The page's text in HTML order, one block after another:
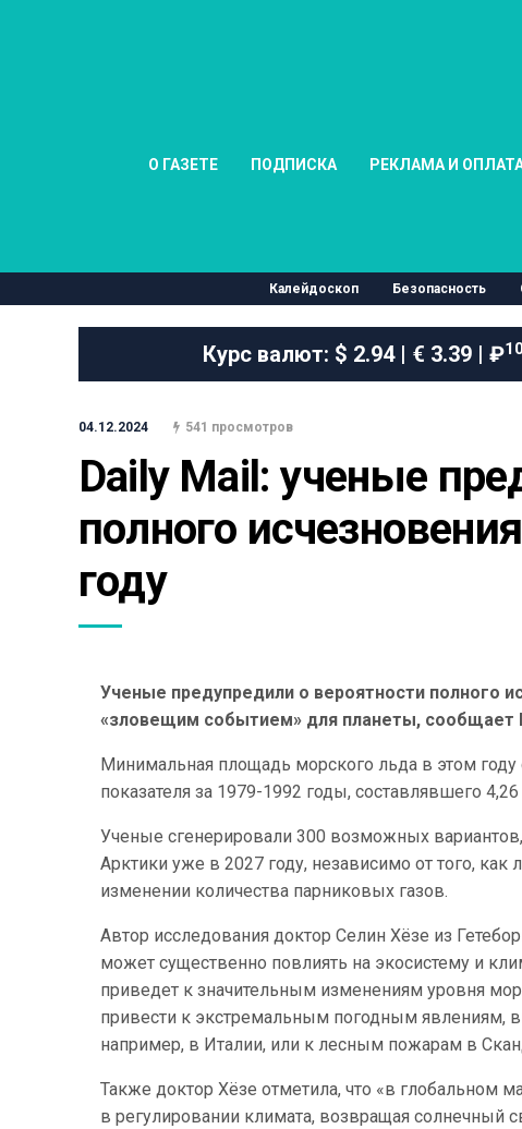
О ГАЗЕТЕ ПОДПИСКА РЕКЛАМА И
Калейдоскоп Безопасность
Курс валют: $ 2.94 | € 3.39 | ₽
04.12.2024 541 просмотров
Daily Mail: ученые
полного
году
Ученые предупредили о вероятности полного
«зловещим событием» для планеты, сообщает
Минимальная площадь морского льда в этом году
показателя за 1979-1992 годы, составлявшего
Ученые сгенерировали 300 возможных
Арктики уже в 2027 году, независимо от того,
изменении количества парниковых газов.
Автор исследования доктор Селин Хёзе из
может существенно повлиять на экосистему и
приведет к значительным изменениям уровня
привести к экстремальным погодным явлениям,
например, в Италии, или к лесным пожарам в
Также доктор Хёзе отметила, что «в глобальном
в регулировании климата, возвращая солнечный